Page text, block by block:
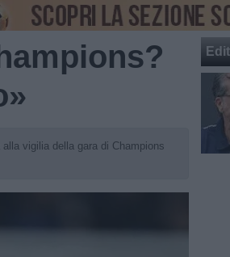
vigilia della gara di Champions